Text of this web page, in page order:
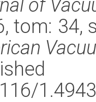
of
tom: 34,